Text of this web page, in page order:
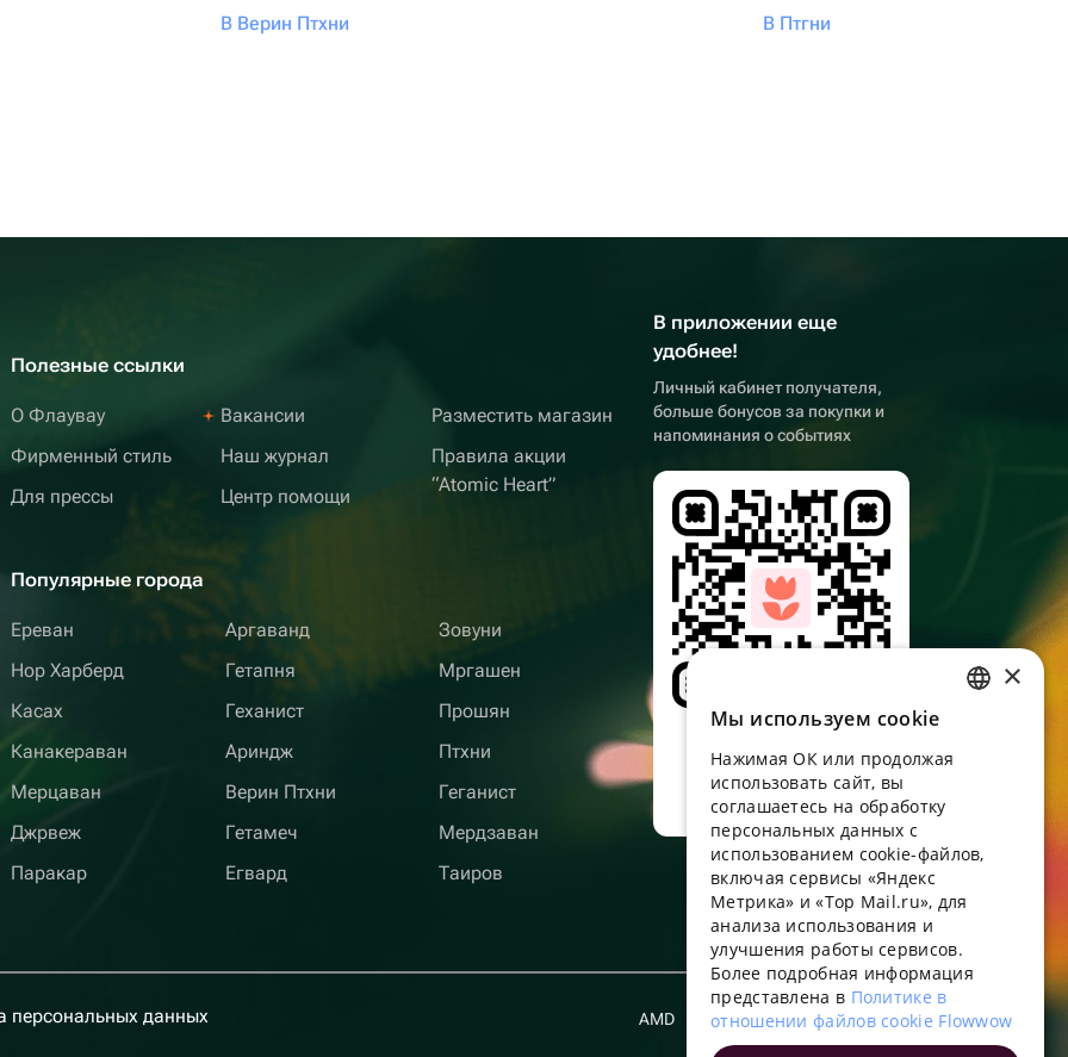
В Верин Птхни
В Птгни
Полезные ссылки
О Флаувау
Фирменный стиль
Для прессы
Вакансии
Наш журнал
Центр помощи
Разместить магазин
Правила акции
“Atomic Heart”
Популярные города
Ереван
Нор Харберд
Касах
Канакераван
Мерцаван
Джрвеж
Паракар
Аргаванд
Гетапня
Геханист
Ариндж
Верин Птхни
Гетамеч
Егвард
Зовуни
Мргашен
Прошян
Птхни
Геганист
Мердзаван
Таиров
В приложении еще
удобнее!
Личный кабинет получателя,
больше бонусов за покупки и
напоминания о событиях
Наведите камеру,
приложение
персональных данных AMD Русский
ENGLISH
UKRAINIAN
PORTUGUESE
FRENCH
TURKISH
×
Мы используем сookie
Нажимая ОК или продолжая
использовать сайт, вы
соглашаетесь на обработку
персональных данных с
использованием cookie-файлов,
включая сервисы «Яндекс
Метрика» и «Top Mail.ru», для
анализа использования и
улучшения работы сервисов.
Более подробная информация
представлена в Политике в
отношении файлов cookie Flowwow